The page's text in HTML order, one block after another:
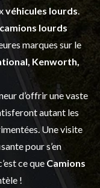
véhicules lourds
camions lourds
marques sur le
Kenworth,
d’offrir une vaste
autant les
Une visite
pour s’en
ce que Camions
!